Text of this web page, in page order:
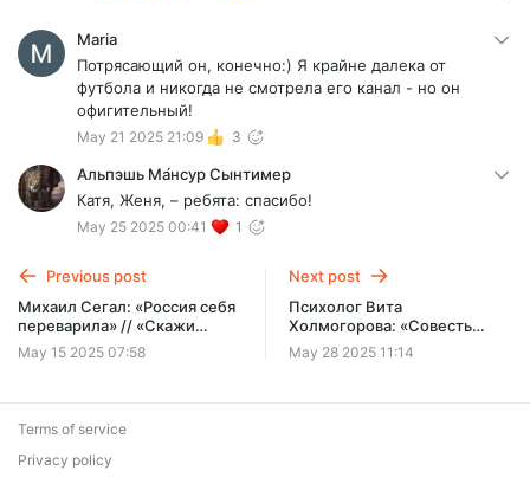
Maria
Потрясающий он, конечно:) Я крайне далека от
футбола и никогда не смотрела его канал - но он
офигительный!
May 21 2025 21:09 3
Альпэшь Ма́нсур Сынтимер
Катя, Женя, – ребята: спасибо!
May 25 2025 00:41 1
Previous post
Михаил Сегал: «Россия себя
переварила» // «Скажи
Гордеевой»
May 15 2025 07:58
Next post
Психолог Вита
Холмогорова: «Cовесть
говорит только, когда её
спрашивают» // «Cкажи
May 28 2025 11:14
Terms of service
Privacy policy